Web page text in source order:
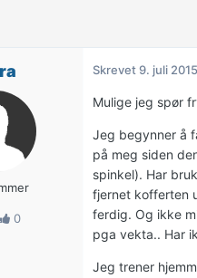
0
Skrevet9. juli 2015
Mulige jeg spør
Jeg begynner å
på meg siden
spinkel). Har
fjernet kofferten
ferdig. Og ikke
pga vekta.. Har
Jeg trener